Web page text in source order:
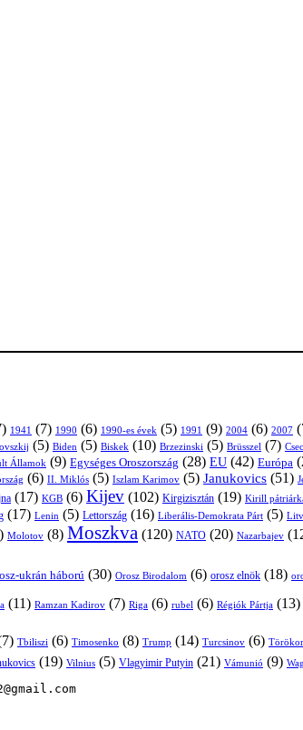
1941 (7) 1990 (6) 1990-es évek (5) 1991 (9) 2004 (6) 2007
(5) Biden (5) Biskek (10) Brzezinski (5) Brüsszel (7)
Államok (9) Egységes Oroszország (28) EU (42) Európa
(6) II. Miklós (5) Iszlam Karimov (5) Janukovics (51)
(17) KGB (6) Kijev (102) Kirgizisztán (19) Kirill
(17) Lenin (5) Lettország (16) Liberális-Demokrata Párt (5)
Molotov (8) Moszkva (120) NATO (20) Nazarbajev
ukrán háború (30) Orosz Birodalom (6) orosz elnök (18)
(11) Ramzan Kadirov (7) Riga (6) rubel (6) Régiók Pártja (13)
Tbiliszi (6) Timosenko (8) Trump (14) Turcsinov (6)
(19) Vilnius (5) Vlagyimir Putyin (21) Vámunió (9)